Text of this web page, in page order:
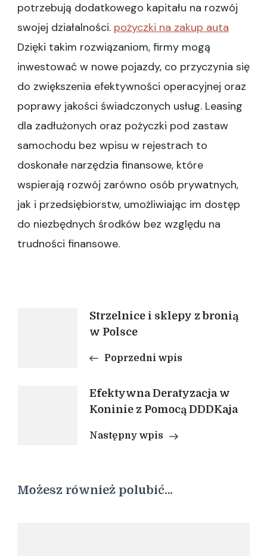
potrzebują dodatkowego kapitału na rozwój
swojej działalności. pożyczki na zakup auta
Dzięki takim rozwiązaniom, firmy mogą
inwestować w nowe pojazdy, co przyczynia się
do zwiększenia efektywności operacyjnej oraz
poprawy jakości świadczonych usług. Leasing
dla zadłużonych oraz pożyczki pod zastaw
samochodu bez wpisu w rejestrach to
doskonałe narzędzia finansowe, które
wspierają rozwój zarówno osób prywatnych,
jak i przedsiębiorstw, umożliwiając im dostęp
do niezbędnych środków bez względu na
trudności finansowe.
Nawigacja
wpisu
Strzelnice i sklepy z bronią
w Polsce
Poprzedni wpis
Efektywna Deratyzacja w
Koninie z Pomocą DDDKaja
Następny wpis
Możesz również polubić…